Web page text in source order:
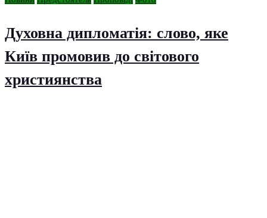
Духовна дипломатія: слово, яке
Київ промовив до світового
християнства